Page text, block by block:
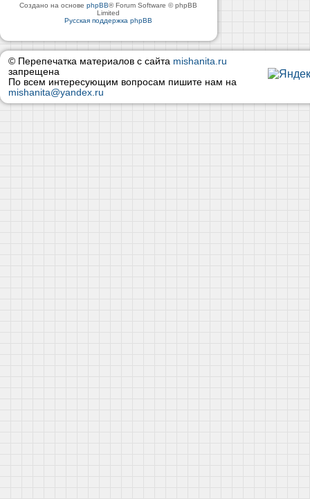
Создано на основеphpBB® Forum Software © phpBB
Limited
Русская поддержка phpBB
© Перепечатка материалов с сайта mishanita.ru
запрещена
По всем интересующим вопросам пишите нам на
mishanita@yandex.ru